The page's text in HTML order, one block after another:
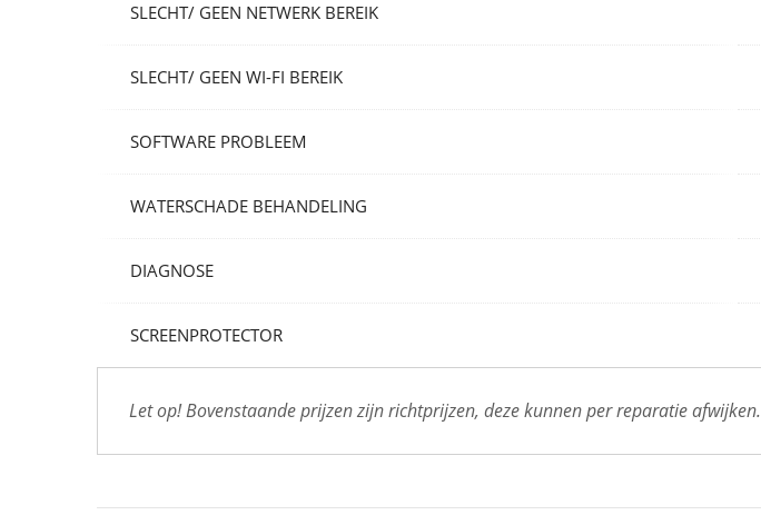
SLECHT/ GEEN NETWERK BEREIK
SLECHT/ GEEN WI-FI BEREIK
SOFTWARE PROBLEEM
WATERSCHADE BEHANDELING
DIAGNOSE
SCREENPROTECTOR
Let op! Bovenstaande prijzen zijn richtprijzen, deze kunnen per reparatie afwijken.